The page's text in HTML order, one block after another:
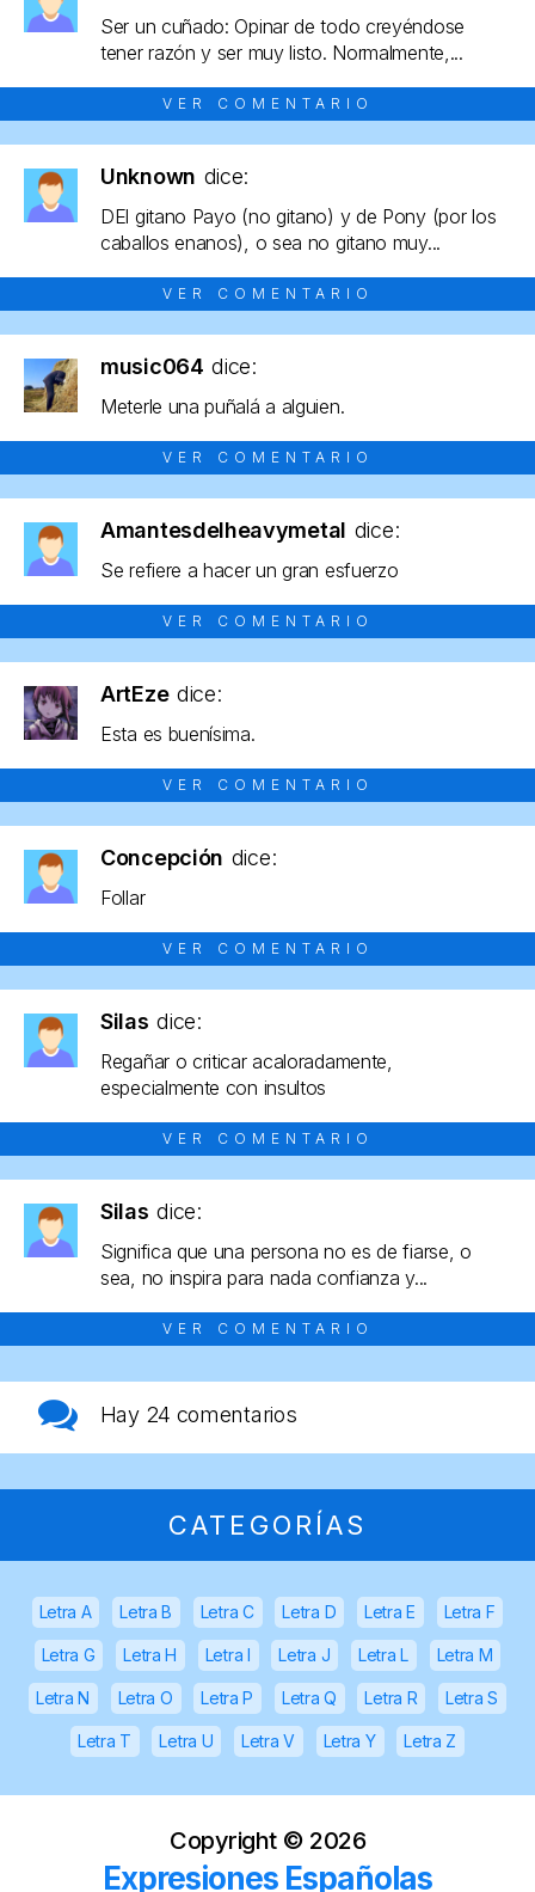
Ser un cuñado: Opinar de todo creyéndose
tener razón y ser muy listo. Normalmente,...
VER COMENTARIO
Unknown dice:
DEl gitano Payo (no gitano) y de Pony (por los
caballos enanos), o sea no gitano muy...
VER COMENTARIO
music064 dice:
Meterle una puñalá a alguien.
VER COMENTARIO
Amantesdelheavymetal dice:
Se refiere a hacer un gran esfuerzo
VER COMENTARIO
ArtEze dice:
Esta es buenísima.
VER COMENTARIO
Concepción dice:
Follar
VER COMENTARIO
Silas dice:
Regañar o criticar acaloradamente,
especialmente con insultos
VER COMENTARIO
Silas dice:
Significa que una persona no es de fiarse, o
sea, no inspira para nada confianza y...
VER COMENTARIO
Hay 24 comentarios
CATEGORÍAS
Letra A Letra B Letra C Letra D Letra E Letra F
Letra G Letra H Letra I Letra J Letra L Letra M
Letra N Letra O Letra P Letra Q Letra R Letra S
Letra T Letra U Letra V Letra Y Letra Z
Copyright © 2026
Expresiones Españolas